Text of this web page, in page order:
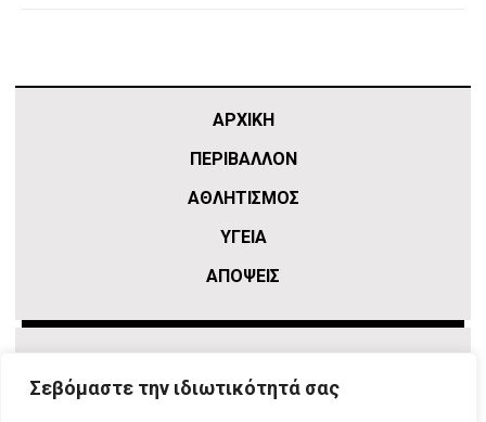
Σεβόμαστε την ιδιωτικότητά σας
ΑΡΧΙΚΗ
ΠΕΡΙΒΑΛΛΟΝ
ΑΘΛΗΤΙΣΜΌΣ
ΥΓΕΙΑ
ΑΠΟΨΕΙΣ